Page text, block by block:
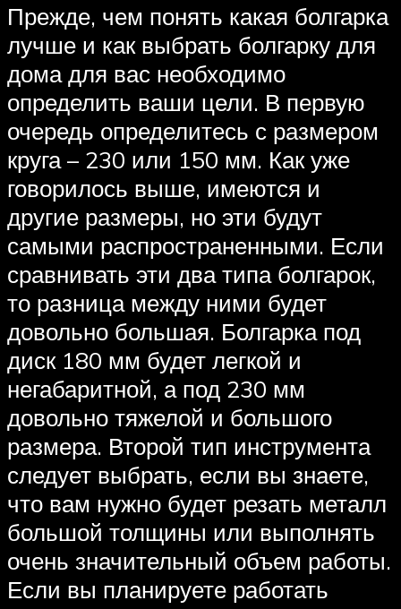
Прежде, чем понять какая болгарка
лучше и как выбрать болгарку для
дома для вас необходимо
определить ваши цели. В первую
очередь определитесь с размером
круга – 230 или 150 мм. Как уже
говорилось выше, имеются и
другие размеры, но эти будут
самыми распространенными. Если
сравнивать эти два типа болгарок,
то разница между ними будет
довольно большая. Болгарка под
диск 180 мм будет легкой и
негабаритной, а под 230 мм
довольно тяжелой и большого
размера. Второй тип инструмента
следует выбрать, если вы знаете,
что вам нужно будет резать металл
большой толщины или выполнять
очень значительный объем работы.
Если вы планируете работать